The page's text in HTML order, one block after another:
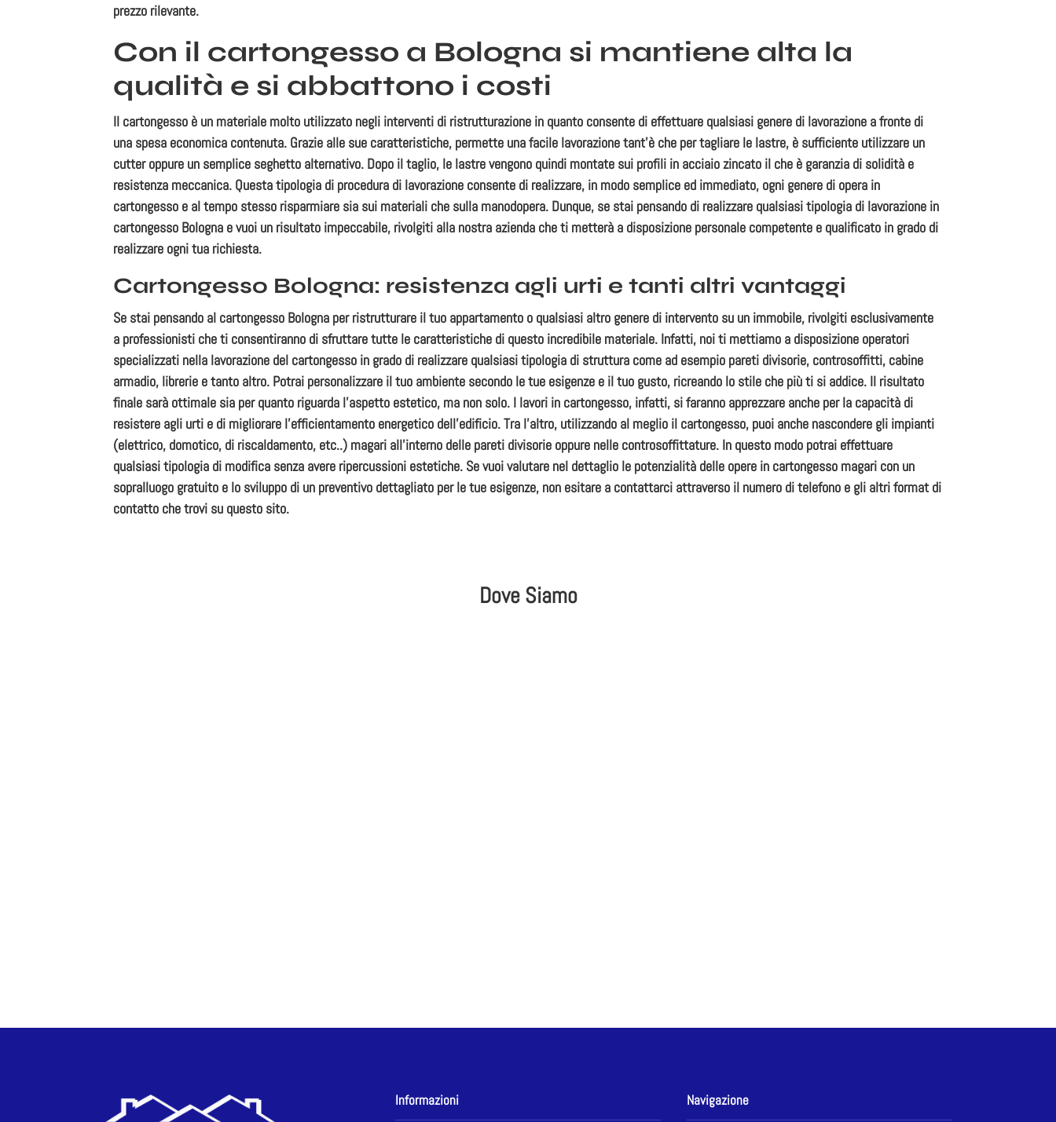
prezzo rilevante.
Con il cartongesso a Bologna si mantiene alta la
qualità e si abbattono i costi
Il cartongesso è un materiale molto utilizzato negli interventi di ristrutturazione in quanto consente di effettuare qualsiasi genere di lavorazione a fronte di
una spesa economica contenuta. Grazie alle sue caratteristiche, permette una facile lavorazione tant’è che per tagliare le lastre, è sufficiente utilizzare un
cutter oppure un semplice seghetto alternativo. Dopo il taglio, le lastre vengono quindi montate sui profili in acciaio zincato il che è garanzia di solidità e
resistenza meccanica. Questa tipologia di procedura di lavorazione consente di realizzare, in modo semplice ed immediato, ogni genere di opera in
cartongesso e al tempo stesso risparmiare sia sui materiali che sulla manodopera. Dunque, se stai pensando di realizzare qualsiasi tipologia di lavorazione in
cartongesso Bologna e vuoi un risultato impeccabile, rivolgiti alla nostra azienda che ti metterà a disposizione personale competente e qualificato in grado di
realizzare ogni tua richiesta.
Cartongesso Bologna: resistenza agli urti e tanti altri vantaggi
Se stai pensando al cartongesso Bologna per ristrutturare il tuo appartamento o qualsiasi altro genere di intervento su un immobile, rivolgiti esclusivamente
a professionisti che ti consentiranno di sfruttare tutte le caratteristiche di questo incredibile materiale. Infatti, noi ti mettiamo a disposizione operatori
specializzati nella lavorazione del cartongesso in grado di realizzare qualsiasi tipologia di struttura come ad esempio pareti divisorie, controsoffitti, cabine
armadio, librerie e tanto altro. Potrai personalizzare il tuo ambiente secondo le tue esigenze e il tuo gusto, ricreando lo stile che più ti si addice. Il risultato
finale sarà ottimale sia per quanto riguarda l’aspetto estetico, ma non solo. I lavori in cartongesso, infatti, si faranno apprezzare anche per la capacità di
resistere agli urti e di migliorare l’efficientamento energetico dell’edificio. Tra l’altro, utilizzando al meglio il cartongesso, puoi anche nascondere gli impianti
(elettrico, domotico, di riscaldamento, etc..) magari all’interno delle pareti divisorie oppure nelle controsoffittature. In questo modo potrai effettuare
qualsiasi tipologia di modifica senza avere ripercussioni estetiche. Se vuoi valutare nel dettaglio le potenzialità delle opere in cartongesso magari con un
sopralluogo gratuito e lo sviluppo di un preventivo dettagliato per le tue esigenze, non esitare a contattarci attraverso il numero di telefono e gli altri format di
contatto che trovi su questo sito.
Dove Siamo
Informazioni Navigazione